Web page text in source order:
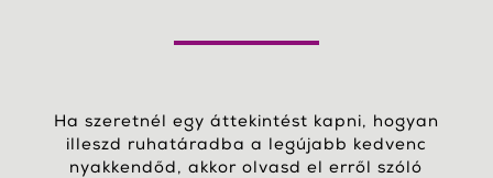
Ha szeretnél egy áttekintést kapni, hogyan
illeszd ruhatáradba a legújabb kedvenc
nyakkendőd, akkor olvasd el erről szóló